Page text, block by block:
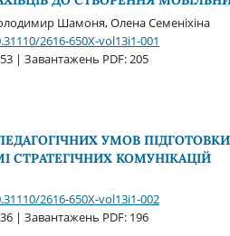
Шамоня, Олена Семеніхіна
2616-650X-vol13i1-001
| Завантажень PDF: 205
УМОВ
СТРАТЕГІЧНИХ КОМУНІКАЦІЙ
2616-650X-vol13i1-002
| Завантажень PDF: 196